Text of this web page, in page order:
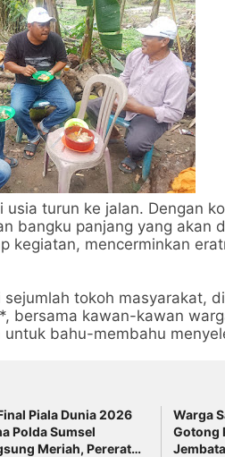
turun ke jalan. Dengan
bangku panjang yang akan
kegiatan, mencerminkan
tokoh masyarakat,
bersama kawan-kawan
bahu-membahu
Piala Dunia 2026
Polda Sumsel
Meriah, Pererat
Warga
Gotong